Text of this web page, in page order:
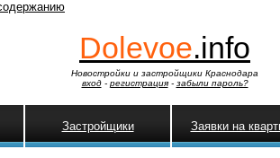
Dolevoe.info
Новостройки и застройщики Краснодара
вход- регистрация- забыли пароль?
Застройщики Заявки на